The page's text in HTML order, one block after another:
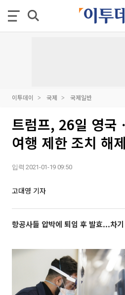
이투데이 국제 국제일반
트럼프, 26일 영국
여행 제한 조치 해제
입력 2021-01-19 09:50
고대영 기자
항공사들 압박에 퇴임 후 발효...차